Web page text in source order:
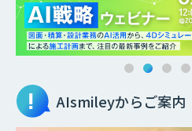
AIsmileyからご案内